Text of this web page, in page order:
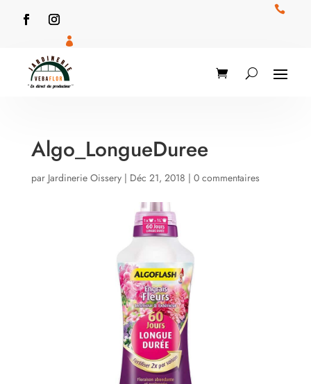


Algo_LongueDuree
par Jardinerie Oissery| Déc 21, 2018 | 0 commentaires